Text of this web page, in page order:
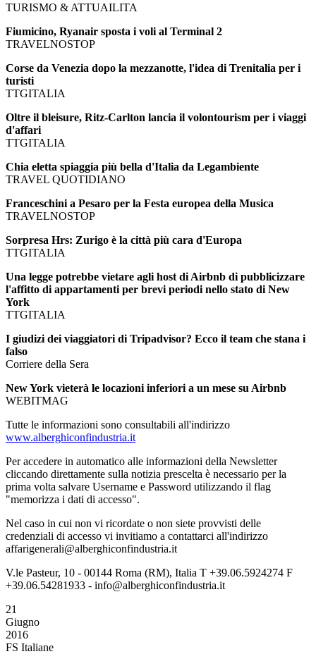
TURISMO & ATTUAILITA
Fiumicino, Ryanair sposta i voli al Terminal 2
TRAVELNOSTOP
Corse da Venezia dopo la mezzanotte, l'idea di Trenitalia per i
turisti
TTGITALIA
Oltre il bleisure, Ritz-Carlton lancia il volontourism per i viaggi
d'affari
TTGITALIA
Chia eletta spiaggia più bella d'Italia da Legambiente
TRAVEL QUOTIDIANO
Franceschini a Pesaro per la Festa europea della Musica
TRAVELNOSTOP
Sorpresa Hrs: Zurigo è la città più cara d'Europa
TTGITALIA
Una legge potrebbe vietare agli host di Airbnb di pubblicizzare
l'affitto di appartamenti per brevi periodi nello stato di New
York
TTGITALIA
I giudizi dei viaggiatori di Tripadvisor? Ecco il team che stana i
falso
Corriere della Sera
New York vieterà le locazioni inferiori a un mese su Airbnb
WEBITMAG
Tutte le informazioni sono consultabili all'indirizzo
www.alberghiconfindustria.it
Per accedere in automatico alle informazioni della Newsletter
cliccando direttamente sulla notizia prescelta è necessario per la
prima volta salvare Username e Password utilizzando il flag
"memorizza i dati di accesso".
Nel caso in cui non vi ricordate o non siete provvisti delle
credenziali di accesso vi invitiamo a contattarci all'indirizzo
affarigenerali@alberghiconfindustria.it
V.le Pasteur, 10 - 00144 Roma (RM), Italia T +39.06.5924274 F
+39.06.54281933 - info@alberghiconfindustria.it
21
Giugno
2016
FS Italiane